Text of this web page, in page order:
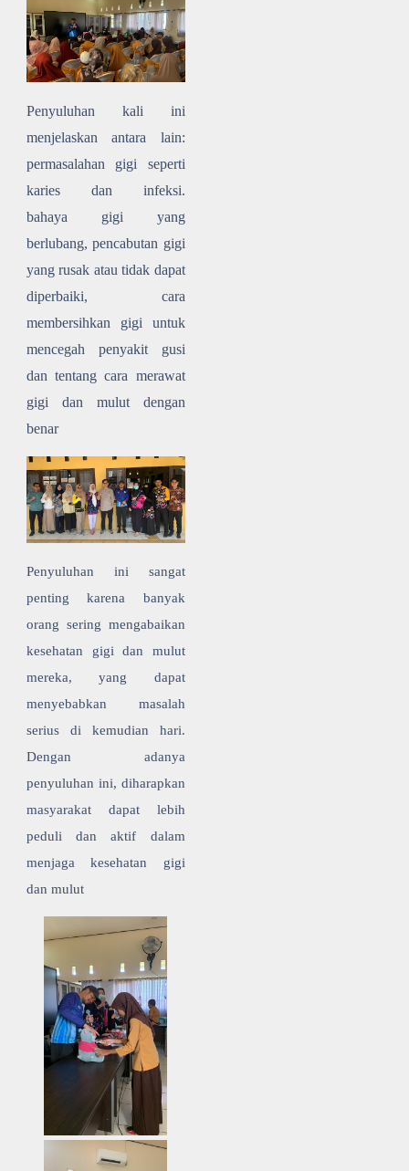
Penyuluhan kali ini
menjelaskan antara lain:
permasalahan gigi seperti
karies dan infeksi.
bahaya gigi yang
berlubang,pencabutan gigi
yang rusak atau tidak dapat
diperbaiki, cara
membersihkan gigi untuk
mencegah penyakit gusi
dantentang cara merawat
gigi dan mulut dengan
benar
Penyuluhan ini sangat
penting karena banyak
orang sering mengabaikan
kesehatan gigi dan mulut
mereka, yang dapat
menyebabkan masalah
serius di kemudian hari.
Dengan adanya
penyuluhan ini, diharapkan
masyarakat dapat lebih
peduli dan aktif dalam
menjaga kesehatan gigi
dan mulut